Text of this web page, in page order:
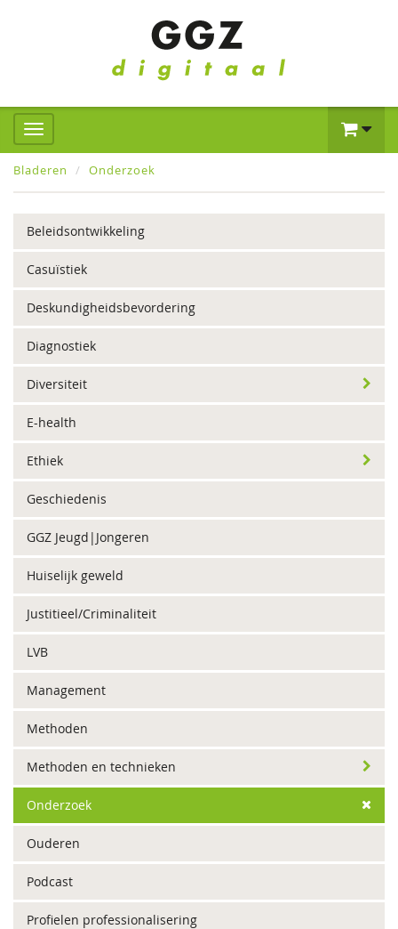
Bladeren Onderzoek
Beleidsontwikkeling
Casuïstiek
Deskundigheidsbevordering
Diagnostiek
Diversiteit
E-health
Ethiek
Geschiedenis
GGZ Jeugd|Jongeren
Huiselijk geweld
Justitieel/Criminaliteit
LVB
Management
Methoden
Methoden en technieken
Onderzoek
Ouderen
Podcast
Profielen professionalisering